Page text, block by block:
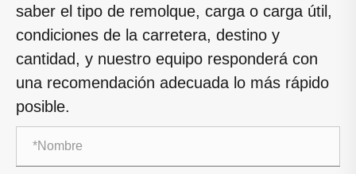
saber el tipo de remolque, carga o carga útil,
condiciones de la carretera, destino y
cantidad, y nuestro equipo responderá con
una recomendación adecuada lo más rápido
posible.